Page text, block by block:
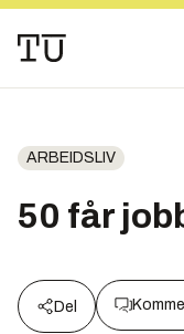
ARBEIDSLIV
50 får
Del